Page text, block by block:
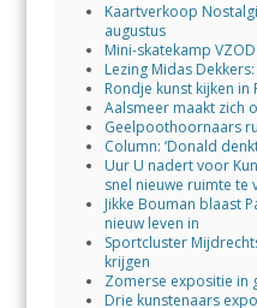
Kaartverkoop
augustus
Mini-skatekamp
Lezing Midas
Rondje kunst kijken in
Aalsmeer maakt zich
Geelpoothoornaars
Column: ‘Donald
Uur U nadert voor
snel nieuwe ruimte te
Jikke Bouman blaast
nieuw leven in
Sportcluster
krijgen
Zomerse expositie in
Drie kunstenaars